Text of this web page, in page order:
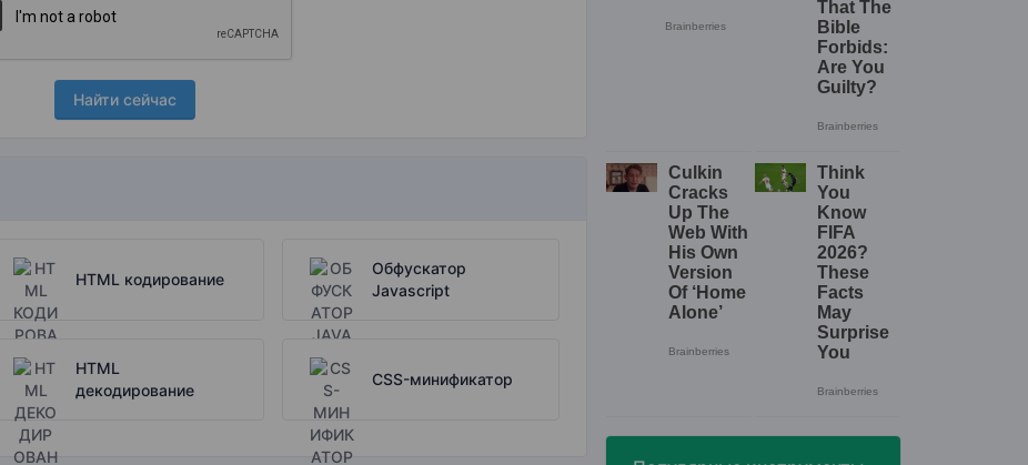
Найти сейчас
HTML кодирование
Обфускатор
Javascript
HTML
декодирование
CSS-минификатор